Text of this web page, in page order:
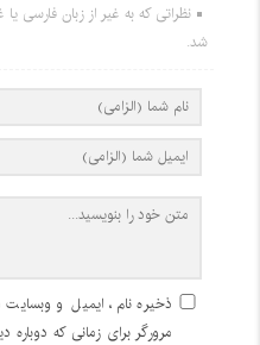
نظراتی که به غیر از زبان فارسی
شد.
ذخیره نام، ایمیل و
مرورگر برای زمانی که دوباره